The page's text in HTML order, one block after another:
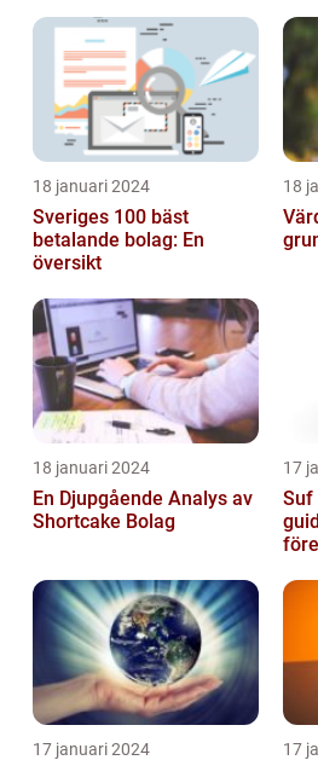
18 januari 2024
Sveriges 100 bäst
betalande bolag: En
översikt
18
18 januari 2024
En Djupgående Analys av
Shortcake Bolag
17
Suf
17 januari 2024 17